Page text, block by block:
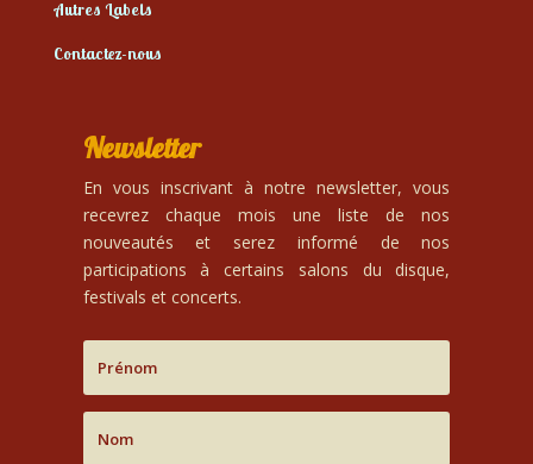
Autres Labels
Contactez-nous
Newsletter
En vous inscrivant à notre newsletter, vous
recevrez chaque mois une liste de nos
nouveautés et serez informé de nos
participations à certains salons du disque,
festivals et concerts.